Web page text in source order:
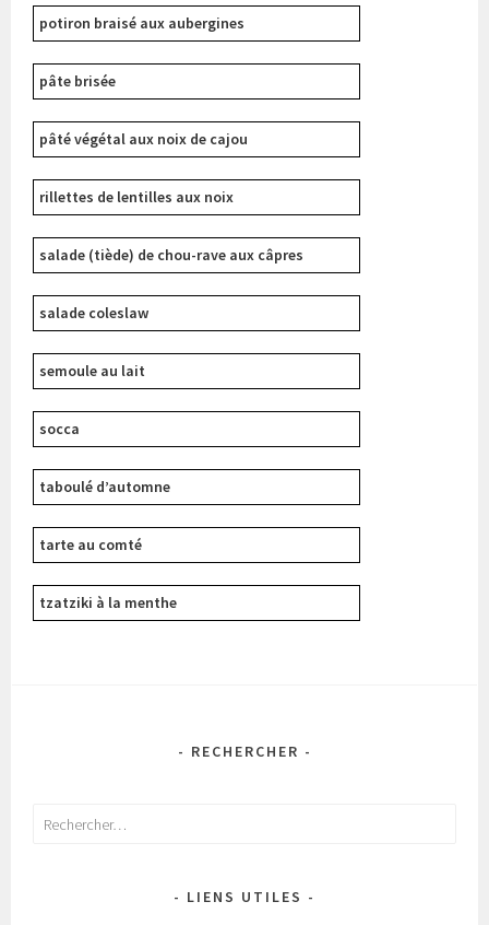
pâte brisée
pâté végétal aux noix de cajou
potiron braisé aux aubergines
rillettes de lentilles aux noix
salade (tiède) de chou-rave aux câpres
salade coleslaw
semoule au lait
socca
taboulé d’automne
tarte au comté
tzatziki à la menthe
- RECHERCHER -
Rechercher :
- LIENS UTILES -